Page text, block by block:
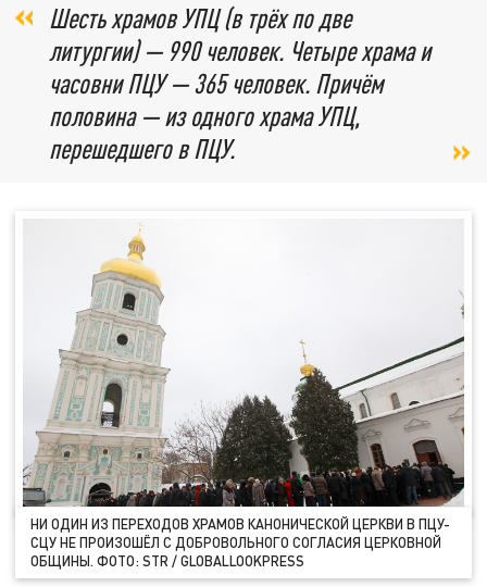
Шесть храмов УПЦ (в трёх по две
литургии) — 990 человек. Четыре храма и
часовни ПЦУ — 365 человек. Причём
половина — из одного храма УПЦ,
перешедшего в ПЦУ.
НИ ОДИН ИЗ ПЕРЕХОДОВ ХРАМОВ КАНОНИЧЕСКОЙ ЦЕРКВИ В ПЦУ-
СЦУ НЕ ПРОИЗОШЁЛ С ДОБРОВОЛЬНОГО СОГЛАСИЯ ЦЕРКОВНОЙ
ОБЩИНЫ. ФОТО: STR / GLOBALLOOKPRESS